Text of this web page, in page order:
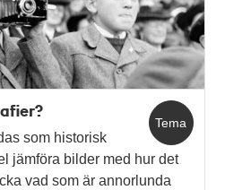
Tema
som historisk
jämföra bilder med hur det
vad som är annorlunda